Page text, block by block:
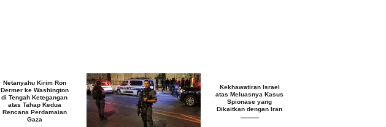
Netanyahu Kirim Ron
Dermer ke Washington
di Tengah Ketegangan
atas Tahap Kedua
Rencana Perdamaian
Gaza
Kekhawatiran Israel
atas Meluasnya Kasus
Spionase yang
Dikaitkan dengan Iran